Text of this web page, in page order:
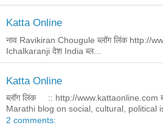
Katta Online
नाव Ravikiran Chougule ब्लॉग लिंक http://
Ichalkaranji देश India ब्ल...
Katta Online
ब्लॉग लिंक :: http://www.kattaonline.com
Marathi blog on social, cultural, political
2 comments: